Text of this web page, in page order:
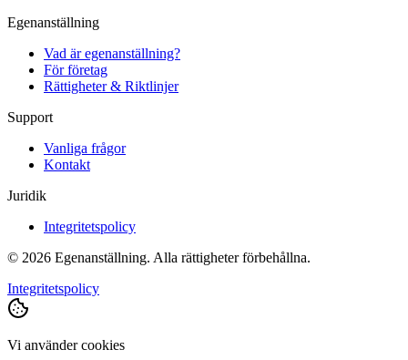
Egenanställning
Vad är egenanställning?
För företag
Rättigheter & Riktlinjer
Support
Vanliga frågor
Kontakt
Juridik
Integritetspolicy
© 2026 Egenanställning. Alla rättigheter förbehållna.
Integritetspolicy
Vi använder cookies